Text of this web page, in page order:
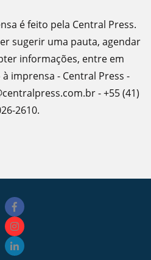
é feito pela Central Press.
sugerir uma pauta, agendar
informações, entre em
imprensa - Central Press -
- +55 (41)
2610.